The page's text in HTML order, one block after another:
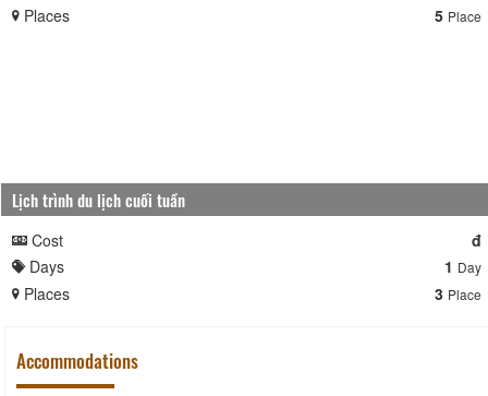
Places 5 Place
Lịch trình du lịch cuối tuần
Cost
đ
Days
1 Day
Places 3 Place
Accommodations